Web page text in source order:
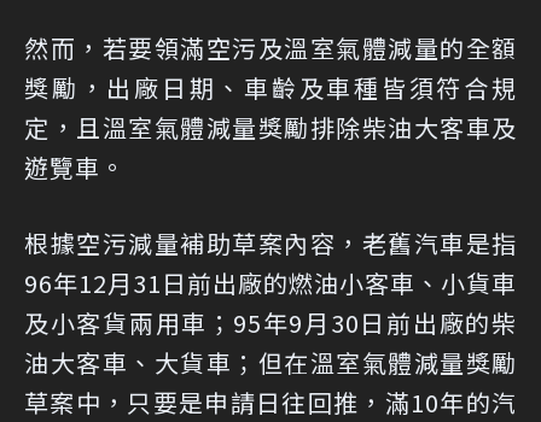
然而，若要領滿空污及溫室氣體減量的全額
獎勵，出廠日期、車齡及車種皆須符合規
定，且溫室氣體減量獎勵排除柴油大客車及
遊覽車。
根據空污減量補助草案內容，老舊汽車是指
96年12月31日前出廠的燃油小客車、小貨車
及小客貨兩用車；95年9月30日前出廠的柴
油大客車、大貨車；但在溫室氣體減量獎勵
草案中，只要是申請日往回推，滿10年的汽